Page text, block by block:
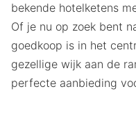
bekende hotelketens
Of je nu op zoek bent
goedkoop is in het
gezellige wijk aan de
perfecte aanbieding